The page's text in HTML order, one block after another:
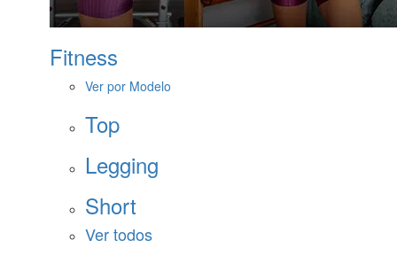
Fitness
Ver por Modelo
Top
Legging
Short
Ver todos